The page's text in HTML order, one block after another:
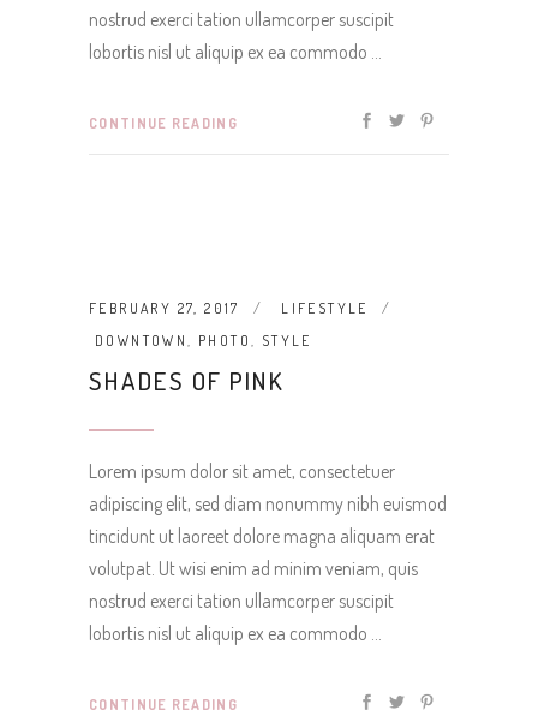
nostrud exerci tation ullamcorper suscipit
lobortis nisl ut aliquip ex ea commodo
CONTINUE READING
FEBRUARY 27, 2017
LIFESTYLE
DOWNTOWN, PHOTO, STYLE
SHADES OF PINK
Lorem ipsum dolor sit amet, consectetuer
adipiscing elit, sed diam nonummy nibh euismod
tincidunt ut laoreet dolore magna aliquam erat
volutpat. Ut wisi enim ad minim veniam, quis
nostrud exerci tation ullamcorper suscipit
lobortis nisl ut aliquip ex ea commodo
CONTINUE READING